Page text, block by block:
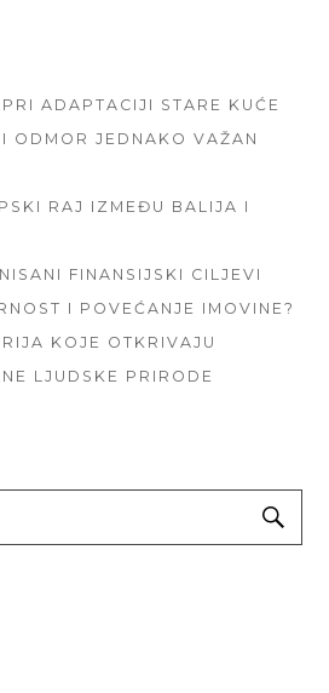
ADAPTACIJI STARE KUĆE
ODMOR JEDNAKO VAŽAN
RAJ IZMEĐU BALIJA I
FINANSIJSKI CILJEVI
I POVEĆANJE IMOVINE?
KOJE OTKRIVAJU
LJUDSKE PRIRODE